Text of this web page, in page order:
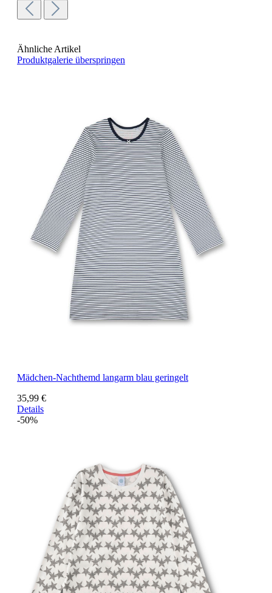
Ähnliche Artikel
Produktgalerie überspringen
Mädchen-Nachthemd langarm blau geringelt
35,99 €
Details
-50%